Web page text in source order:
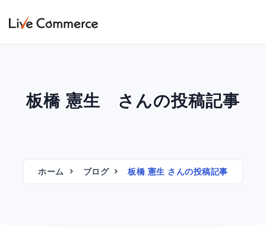
板橋 憲生 さんの投稿記事
ホーム ブログ 板橋 憲生 さんの投稿記事